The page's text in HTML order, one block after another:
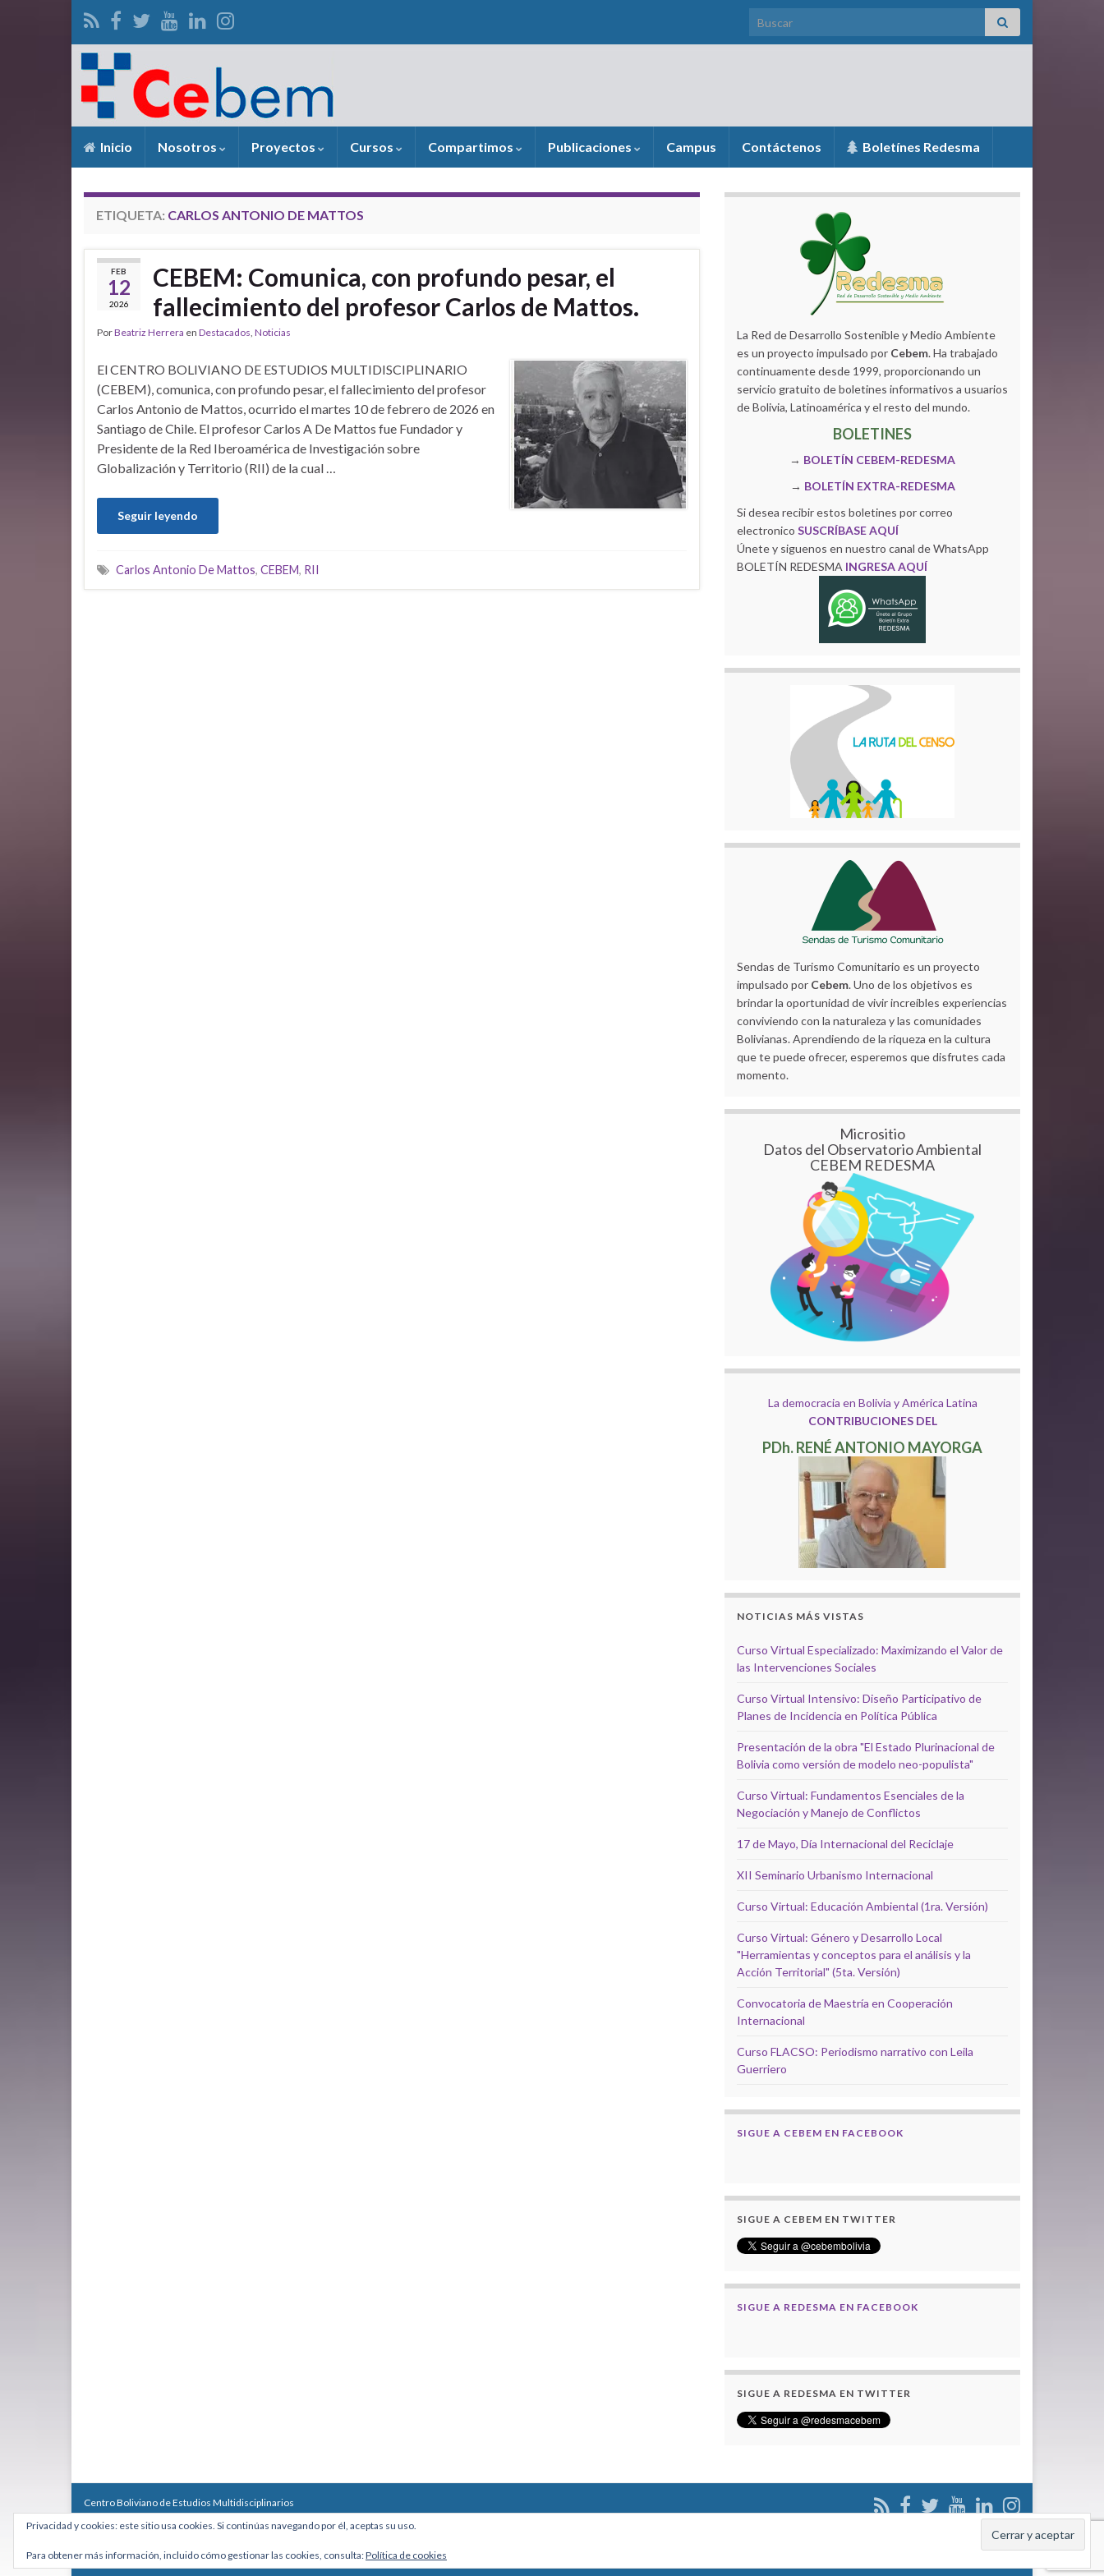
Search for:
Inicio Nosotros Proyectos Cursos Compartimos Publicaciones Campus Contáctenos Boletínes Redesma
ETIQUETA: CARLOS ANTONIO DE MATTOS
FEB
12
2026
CEBEM: Comunica, con profundo pesar, el
fallecimiento del profesor Carlos de Mattos.
PorBeatriz Herrera en Destacados, Noticias
El CENTRO BOLIVIANO DE ESTUDIOS MULTIDISCIPLINARIO
(CEBEM), comunica, con profundo pesar, el fallecimiento del profesor
Carlos Antonio de Mattos, ocurrido el martes 10 de febrero de 2026 en
Santiago de Chile. El profesor Carlos A De Mattos fue Fundador y
Presidente de la Red Iberoamérica de Investigación sobre
Globalización y Territorio (RII) de la cual …
Seguir leyendo
Carlos Antonio De Mattos, CEBEM, RII
La Red de Desarrollo Sostenible y Medio Ambiente
es un proyecto impulsado por Cebem. Ha trabajado
continuamente desde 1999, proporcionando un
servicio gratuito de boletines informativos a usuarios
de Bolivia, Latinoamérica y el resto del mundo.
BOLETINES
→ BOLETÍN CEBEM-REDESMA
→ BOLETÍN EXTRA-REDESMA
Si desea recibir estos boletines por correo
electronico SUSCRÍBASE AQUÍ
Únete y siguenos en nuestro canal de WhatsApp
BOLETÍN REDESMA INGRESA AQUÍ
Sendas de Turismo Comunitario es un proyecto
impulsado por Cebem. Uno de los objetivos es
brindar la oportunidad de vivir increíbles experiencias
conviviendo con la naturaleza y las comunidades
Bolivianas. Aprendiendo de la riqueza en la cultura
que te puede ofrecer, esperemos que disfrutes cada
momento.
Micrositio
Datos del Observatorio Ambiental
CEBEM REDESMA
La democracia en Bolivia y América Latina
CONTRIBUCIONES DEL
PDh. RENÉ ANTONIO MAYORGA
NOTICIAS MÁS VISTAS
Curso Virtual Especializado: Maximizando el Valor de
las Intervenciones Sociales
Curso Virtual Intensivo: Diseño Participativo de
Planes de Incidencia en Política Pública
Presentación de la obra "El Estado Plurinacional de
Bolivia como versión de modelo neo-populista"
Curso Virtual: Fundamentos Esenciales de la
Negociación y Manejo de Conflictos
17 de Mayo, Día Internacional del Reciclaje
XII Seminario Urbanismo Internacional
Curso Virtual: Educación Ambiental (1ra. Versión)
Curso Virtual: Género y Desarrollo Local
"Herramientas y conceptos para el análisis y la
Acción Territorial" (5ta. Versión)
Convocatoria de Maestría en Cooperación
Internacional
Curso FLACSO: Periodismo narrativo con Leila
Guerriero
SIGUE A CEBEM EN FACEBOOK
SIGUE A CEBEM EN TWITTER
SIGUE A REDESMA EN FACEBOOK
SIGUE A REDESMA EN TWITTER
Centro Boliviano de Estudios Multidisciplinarios
Calle Macario Pinilla # 2588 esq. Av. Arce, Edificio Arcadia, Mezzanine, Of. 101 - La Paz, Bolivia
Teléfono: +591 2431818 - Celular: +591 73027636
Hecho con
por Graphene Themes.
Privacidad y cookies: este sitio usa cookies. Si continúas navegando por él, aceptas su uso.
Para obtener más información, incluido cómo gestionar las cookies, consulta:Política de cookies